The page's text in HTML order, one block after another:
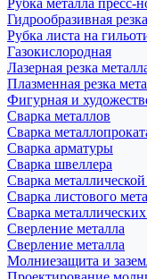
Рубка металла пресс-
Гидрообразивная
Рубка листа на
Газокислородная
Лазерная резка
Плазменная резка
Фигурная и
Сварка металлов
Сварка
Сварка арматуры
Сварка швеллера
Сварка
Сварка листового
Сварка
Сверление металла
Сверление металла
Молниезащита и